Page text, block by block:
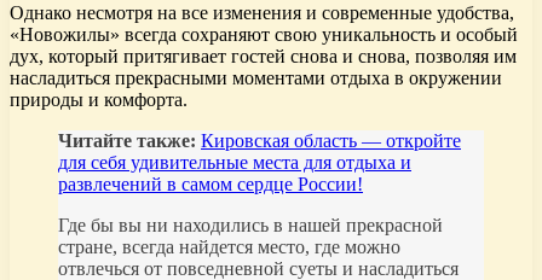
Однако несмотря на все изменения и современные удобства,
«Новожилы» всегда сохраняют свою уникальность и особый
дух, который притягивает гостей снова и снова, позволяя им
насладиться прекрасными моментами отдыха в окружении
природы и комфорта.
Читайте также: Кировская область — откройте
для себя удивительные места для отдыха и
развлечений в самом сердце России!
Где бы вы ни находились в нашей прекрасной
стране, всегда найдется место, где можно
отвлечься от повседневной суеты и насладиться